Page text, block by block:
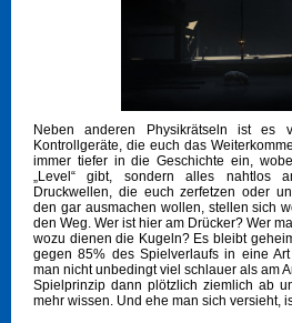
Neben anderen Physikrätseln ist es
Kontrollgeräte, die euch das
immer tiefer in die Geschichte ein,
„Level“ gibt, sondern alles nahtlos
Druckwellen, die euch zerfetzen oder
den gar ausmachen wollen, stellen sich
den Weg. Wer ist hier am Drücker? Wer
wozu dienen die Kugeln? Es bleibt
gegen 85% des Spielverlaufs in eine
man nicht unbedingt viel schlauer als am
Spielprinzip dann plötzlich ziemlich ab
mehr wissen. Und ehe man sich versieht,